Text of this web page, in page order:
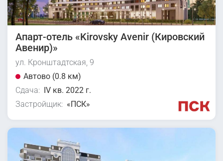
Апарт-отель «Kirovsky Avenir (Кировский
Авенир)»
ул. Кронштадтская, 9
Автово (0.8 км)
Сдача: IV кв. 2022 г.
Застройщик: «ПСК»